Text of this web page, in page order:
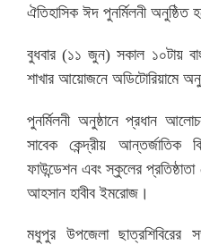
ঐতিহাসিক ঈদ পুনর্মিলনী অনুষ্ঠিত
বুধবার (১১ জুন) সকাল ১০টায়
শাখার আয়োজনে অডিটোরিয়ামে
পুনর্মিলনী অনুষ্ঠানে প্রধান
সাবেক কেন্দ্রীয়
ফাউন্ডেশন এবং স্কুলের
আহসান হাবীব ইমরোজ।
মধুপুর উপজেলা ছাত্রশিবিরের